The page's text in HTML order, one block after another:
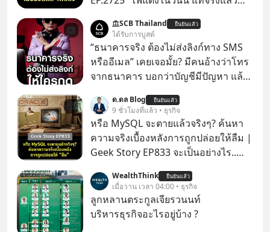
เปลี่ยนสี” McConaughey ดาราดาวรุ่ง
ในยุคหนึ่ง เคยปฏิเสธเงินค่าตัวหนังรอม
คอมที่สูงถึง 14.5 ล้านดอลลาร์ (หรือ
ราว 500 ล้านบาท) เพียงเพราะเขาไม่
ตามมาคือ โทรศัพท์ของเขากลายเป็น
ความเงียบสนิทนานถึง 14 เดือนเต็ม แต่
ความเงียบและ "ไฟแดง" ในวันนั้นกลับ
กลายเป็นการถอยหลังเพื่อตั้งหลัก จนส่ง
ให้เขาก้าวขึ้นไปยืนถือรางวัลออสการ์
ในบทบาทที่เปลี่ยนชีวิตเขาไปตลอดกาล
ใน MM EP. นี้ เราจะมาร่วมถอดรหัส
และปรับวิธีคิดกันว่า Greenlight (ไฟ
เขียว) จะสร้างมันขึ้นมาล่วงหน้าด้วย
SCB Thailand ยืนยันแล้ว
ได้รับการบูสต์
“ธนาคารจริง ต้องไม่ส่งลิงก์ทาง SMS
หรืออีเมล” เคยเจอมั้ย? มีคนอ้างว่าโทร
จากธนาคาร บอกว่าบัญชีมีปัญหา แล้ว
ทันที มาฟัง “ป้าเก๋าเล่ากลโกง” เพื่อรู้ทัน
มุกหลอกลวงในคราบความน่าเชื่อถือ
กันค่ะ #แก้เกมกลโกง #ป้าเก๋าเล่ากล
โกง #LivesSustainably #อยู่อย่าง
#FraudEducation #FinancialLiteracy
#DigitalBankWithHumanTouch
ด.ดล Blog ยืนยันแล้ว
9 ชั่วโมงที่แล้ว • ธุรกิจ
หรือ MySQL จะตายแล้วจริงๆ? ค้นหา
ความจริงเบื้องหลังการถูกปล่อยให้ลืม |
Geek Story EP833 จะเป็นอย่างไร..
กว่าครึ่งโลก ถูกมหาเศรษฐีคู่แข่งทุ่มเงิน
ซื้อกิจการไป? นี่คือเรื่องจริงของ
MySQL ฐานข้อมูลระดับตำนานที่
โปรแกรมเมอร์คนหนึ่งใช้เวลา 27 ปี
WealthThink ยืนยันแล้ว
เมื่อวาน เวลา 04:00 • ธุรกิจ
ลูกหลานตระกูลเจียรวนนท์
บริหารธุรกิจอะไรอยู่บ้าง ?